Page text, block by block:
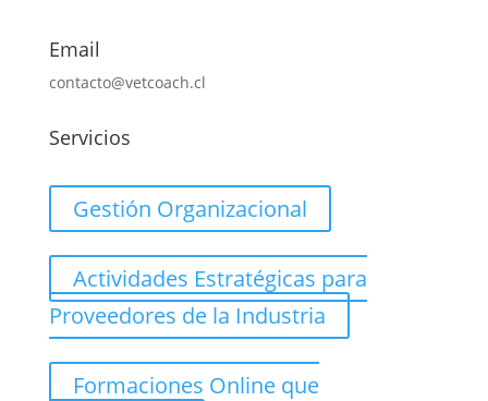
Email
contacto@vetcoach.cl
Servicios
Gestión Organizacional
Actividades Estratégicas para
Proveedores de la Industria
Formaciones Online que